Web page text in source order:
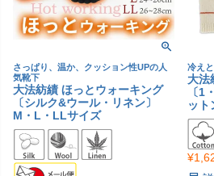
さっぱり、温か、クッション性UPの人
気靴下
大法紡績 ほっとウォーキング
〔シルク&ウール・リネン〕
M・L・LLサイズ
冷え
大
〔1
ット
¥